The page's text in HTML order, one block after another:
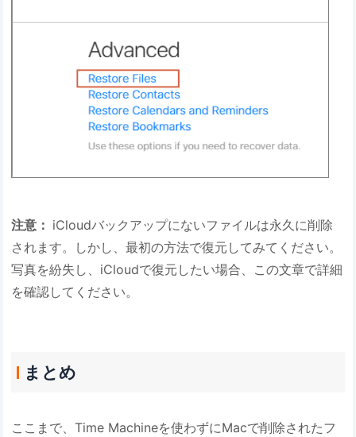
注意： iCloudバックアップにないファイルは永久に削除
されます。しかし、最初の方法で復元してみてください。
写真を紛失し、iCloudで復元したい場合、この文章で詳細
を確認してください。
まとめ
ここまで、Time Machineを使わずにMacで削除されたフ